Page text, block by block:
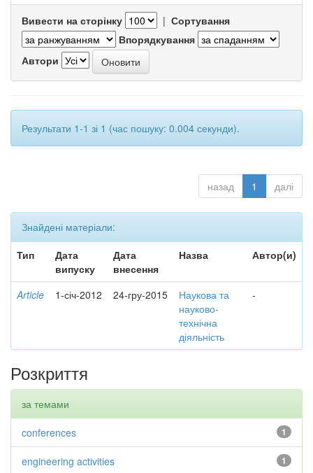
Вивести на сторінку | Сортування
Впорядкування
Автори
Результати 1-1 зі 1 (час пошуку: 0.004 секунди).
назад 1 далі
Знайдені матеріали:
Тип
Дата
випуску
Дата
внесення
Назва Автор(и)
Article 1-січ-2012 24-гру-2015
Наукова та
науково-
технічна
діяльність
-
Розкриття
за темами
1
conferences
1
engineering activities